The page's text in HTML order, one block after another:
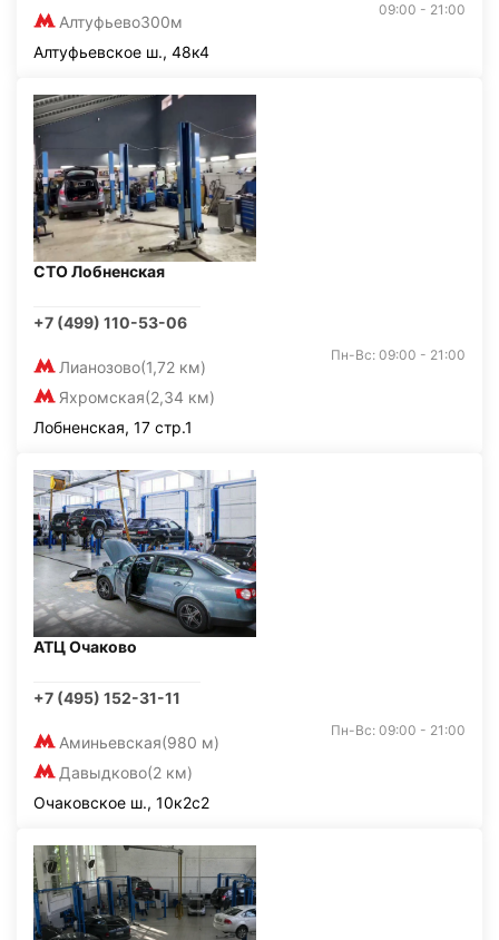
Алтуфьево300м
09:00 - 21:00
Алтуфьевское ш., 48к4
СТО Лобненская
+7 (499) 110-53-06
Лианозово(1,72 км)
Яхромская(2,34 км)
Пн-Вс: 09:00 - 21:00
Лобненская, 17 стр.1
АТЦ Очаково
+7 (495) 152-31-11
Аминьевская(980 м)
Давыдково(2 км)
Пн-Вс: 09:00 - 21:00
Очаковское ш., 10к2с2